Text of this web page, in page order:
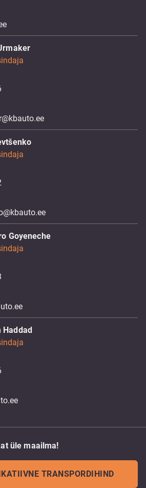
Goyeneche
Haddad
üle maailma!
TRANSPORDIHIND